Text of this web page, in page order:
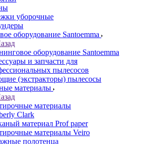
уборочные
оборудование Santoemma
оборудование Santoemma
и запчасти для
пылесосов
(экстракторы) пылесосы
материалы
материалы
Clark
материал Prof paper
материалы Veiro
полотенца